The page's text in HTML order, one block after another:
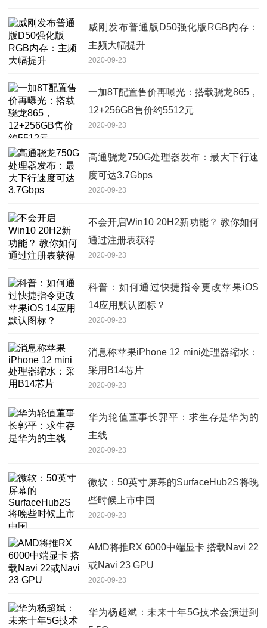
威刚发布普通版D50强化版RGB内存：
主频大幅提升
2020-09-23
一加8T配置售价再曝光：搭载骁龙865，
12+256GB售价约5512元
2020-09-23
高通骁龙750G处理器发布：最大下行速
度可达3.7Gbps
2020-09-23
不会开启Win10 20H2新功能？ 教你如何
通过注册表获得
2020-09-23
科普：如何通过快捷指令更改苹果iOS
14应用默认图标？
2020-09-23
消息称苹果iPhone 12 mini处理器缩水：
采用B14芯片
2020-09-23
华为轮值董事长郭平：求生存是华为的
主线
2020-09-23
微软：50英寸屏幕的SurfaceHub2S将晚
些时候上市中国
2020-09-23
AMD将推RX 6000中端显卡 搭载Navi 22
或Navi 23 GPU
2020-09-23
华为杨超斌：未来十年5G技术会演进到